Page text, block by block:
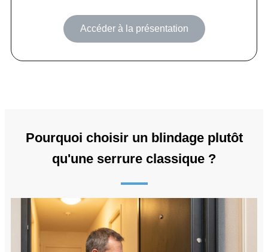
Accéder à la présentation
Pourquoi choisir un blindage plutôt
qu'une serrure classique ?